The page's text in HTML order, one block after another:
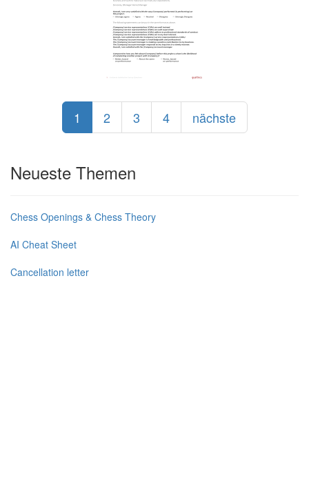
1 2 3 4 nächste
Neueste Themen
Chess Openings & Chess Theory
AI Cheat Sheet
Cancellation letter